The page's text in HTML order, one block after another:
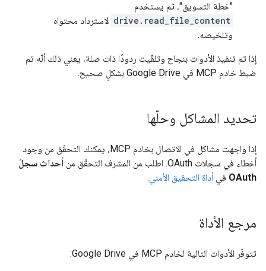
"خطة التسويق"، ثم يستخدم
drive.read_file_content لاسترداد محتواه
وتلخيصه.
إذا تم تنفيذ الأدوات بنجاح وتلقّيت ردودًا ذات صلة، يعني ذلك أنّه تم
ضبط خادم MCP في Google Drive بشكلٍ صحيح.
تحديد المشاكل وحلّها
إذا واجهت مشاكل في الاتصال بخادم MCP، يمكنك التحقّق من وجود
أخطاء في سجلات OAuth. اطلب من المشرف التحقّق من
أحداث سجلّ
OAuth فيأداة التحقيق الأمني.
مرجع الأداة
تتوفّر الأدوات التالية لخادم MCP في Google Drive: